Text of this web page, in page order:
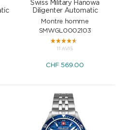
Swiss Military Hanowa
Diligenter Automatic
Montre homme
SMWGL0002103
11 AVIS
CHF569.00